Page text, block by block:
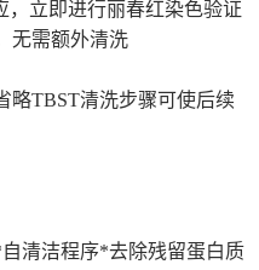
，立即进行丽春红染色验证
无需额外清洗
略TBST清洗步骤可使后续
清洁程序*去除残留蛋白质